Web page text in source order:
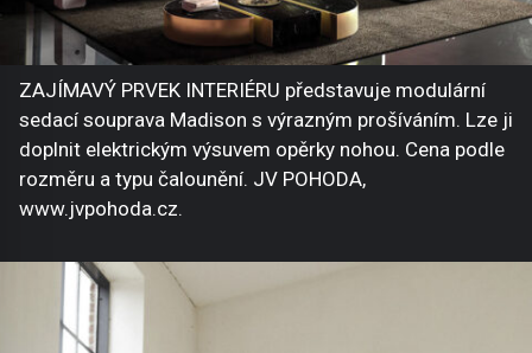
ZAJÍMAVÝ PRVEK INTERIÉRU představuje modulární
sedací souprava Madison s výrazným prošíváním. Lze ji
doplnit elektrickým výsuvem opěrky nohou. Cena podle
rozměru a typu čalounění. JV POHODA,
www.jvpohoda.cz.